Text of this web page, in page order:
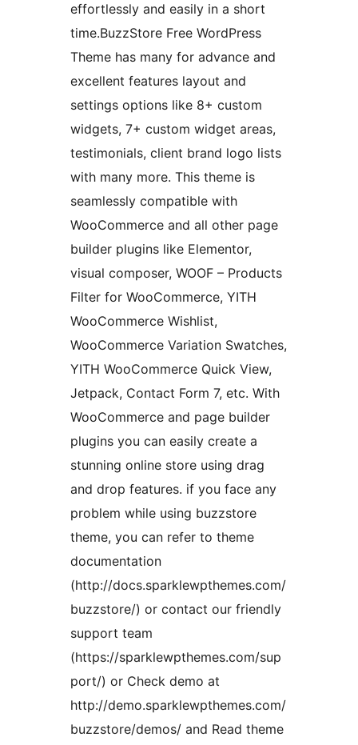
effortlessly and easily in a short
time.BuzzStore Free WordPress
Theme has many for advance and
excellent features layout and
settings options like 8+ custom
widgets, 7+ custom widget areas,
testimonials, client brand logo lists
with many more. This theme is
seamlessly compatible with
WooCommerce and all other page
builder plugins like Elementor,
visual composer, WOOF – Products
Filter for WooCommerce, YITH
WooCommerce Wishlist,
WooCommerce Variation Swatches,
YITH WooCommerce Quick View,
Jetpack, Contact Form 7, etc. With
WooCommerce and page builder
plugins you can easily create a
stunning online store using drag
and drop features. if you face any
problem while using buzzstore
theme, you can refer to theme
documentation
(http://docs.sparklewpthemes.com/
buzzstore/) or contact our friendly
support team
(https://sparklewpthemes.com/sup
port/) or Check demo at
http://demo.sparklewpthemes.com/
buzzstore/demos/ and Read theme